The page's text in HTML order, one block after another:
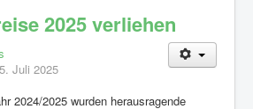
2025 verliehen
Juli 2025
2024/2025 wurden herausragende